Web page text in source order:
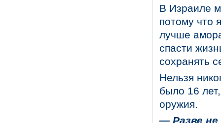
В Израиле
потому что
лучше
спасти
сохранять
Нельзя
было 16
оружия.
— Разве не